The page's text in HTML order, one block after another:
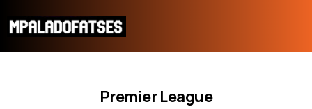
ΜΟΥΝΤΙΑΛ 2026
Premier League